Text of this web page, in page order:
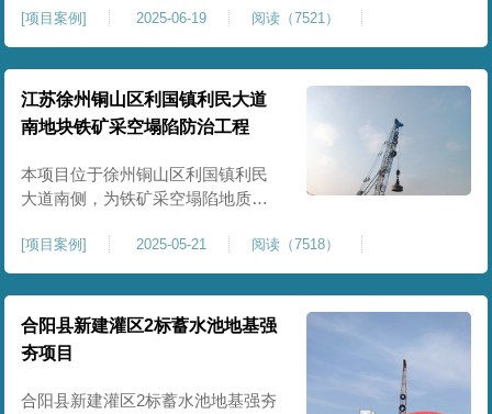
积约 20000 平方米，采用满场强夯
加固方式改善场地工程地质条件，
有效提高地基承载力、控制不均匀
沉降，满足变电站各类构支架、电
气设备及配套设施建设标准。本项
目是嵩县重要电力基础设施，投运
后优化区域电网布局，增强当
[项目案例] 2025-06-19 阅读（7521）
江苏徐州铜山区利国镇利民大道
南地块铁矿采空塌陷防治工程
本项目位于徐州铜山区利国镇利民
大道南侧，为铁矿采空塌陷地质灾
35000㎡。针对区域铁矿开采遗留的
地层松散、裂隙发育、塌陷沉降等
隐患，采用强夯工艺加固场地地
基，消除采空地质风险，提升场地
整体稳定性与承载力，彻底改善地
块建设条件，实现矿区地质灾害治
理与土地安全利用。
[项目案例] 2025-05-21 阅读（7518）
合阳县新建灌区2标蓄水池地基强
夯项目
合阳县新建灌区2标蓄水池地基强夯